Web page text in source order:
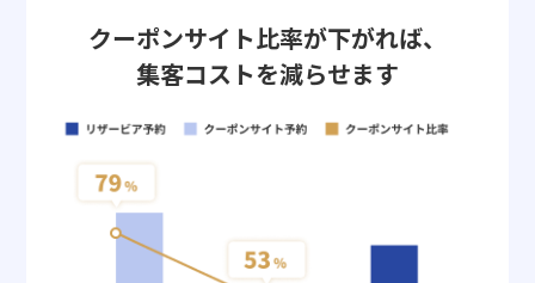
クーポンサイト比率が下がれば、
集客コストを減らせます